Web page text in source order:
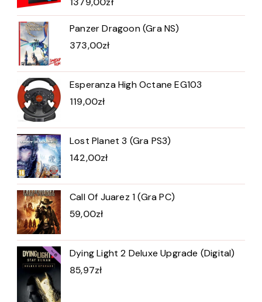
Panzer Dragoon (Gra NS)
373,00zł
Esperanza High Octane EG103
119,00zł
Lost Planet 3 (Gra PS3)
142,00zł
Call Of Juarez 1 (Gra PC)
59,00zł
Dying Light 2 Deluxe Upgrade (Digital)
85,97zł